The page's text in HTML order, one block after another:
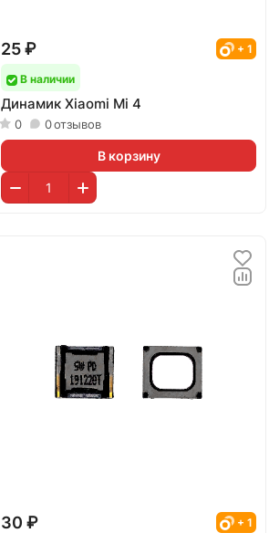
25 ₽ + 1
В наличии
Динамик Xiaomi Mi 4
0 0отзывов
В корзину
30 ₽ + 1